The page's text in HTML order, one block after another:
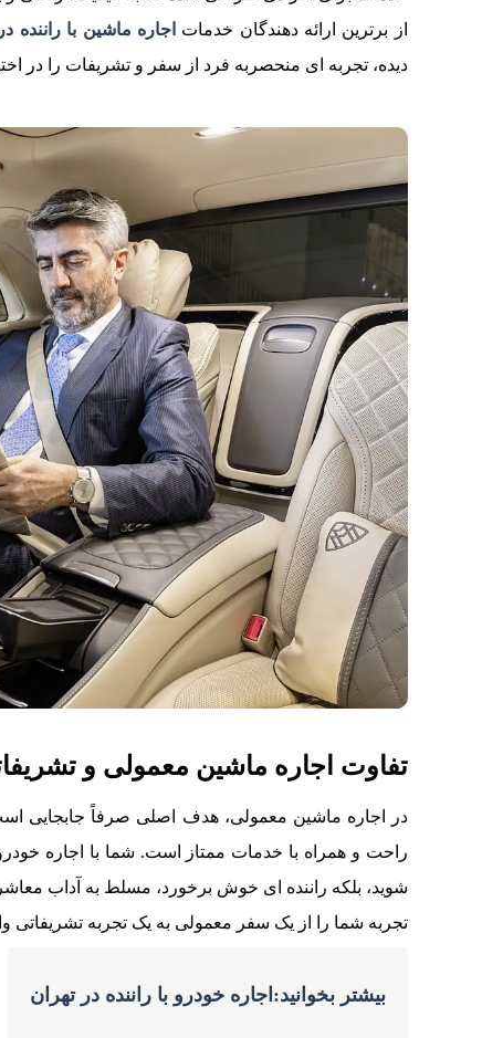
از برترین ارائه دهندگان خدمات اجاره ماشین با راننده
دیده، تجربه ای منحصربه فرد از سفر و تشریفات را در
تفاوت اجاره ماشین معمولی و
در اجاره ماشین معمولی، هدف اصلی صرفاً جابجایی
راحت و همراه با خدمات ممتاز است. شما با اجاره
شوید، بلکه راننده ای خوش برخورد، مسلط به آداب
تجربه شما را از یک سفر معمولی به یک تجربه تشریفاتی
بیشتر بخوانید:اجاره خودرو با راننده در تهران